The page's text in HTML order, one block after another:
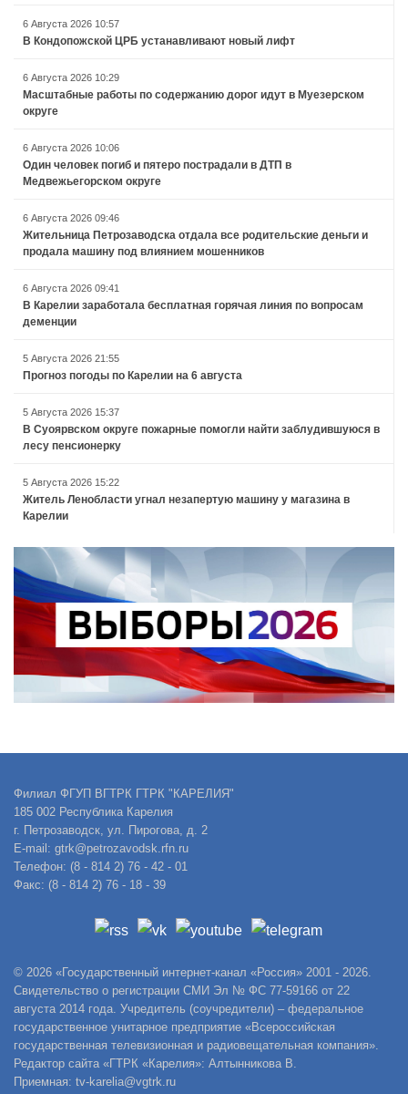
6 Августа 2026 10:57
В Кондопожской ЦРБ устанавливают новый лифт
6 Августа 2026 10:29
Масштабные работы по содержанию дорог идут в Муезерском
округе
6 Августа 2026 10:06
Один человек погиб и пятеро пострадали в ДТП в
Медвежьегорском округе
6 Августа 2026 09:46
Жительница Петрозаводска отдала все родительские деньги и
продала машину под влиянием мошенников
6 Августа 2026 09:41
В Карелии заработала бесплатная горячая линия по вопросам
деменции
5 Августа 2026 21:55
Прогноз погоды по Карелии на 6 августа
5 Августа 2026 15:37
В Суоярвском округе пожарные помогли найти заблудившуюся в
лесу пенсионерку
5 Августа 2026 15:22
Житель Ленобласти угнал незапертую машину у магазина в
Карелии
Филиал ФГУП ВГТРК ГТРК "КАРЕЛИЯ"
185 002 Республика Карелия
г. Петрозаводск, ул. Пирогова, д. 2
E-mail: gtrk@petrozavodsk.rfn.ru
Телефон: (8 - 814 2) 76 - 42 - 01
Факс: (8 - 814 2) 76 - 18 - 39
© 2026 «Государственный интернет-канал «Россия» 2001 - 2026.
Свидетельство о регистрации СМИ Эл № ФС 77-59166 от 22
августа 2014 года. Учредитель (соучредители) – федеральное
государственное унитарное предприятие «Всероссийская
государственная телевизионная и радиовещательная компания».
Редактор сайта «ГТРК «Карелия»: Алтынникова В.
Приемная: tv-karelia@vgtrk.ru